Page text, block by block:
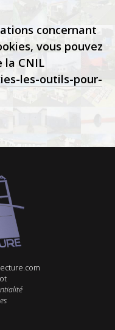
concernant
vous pouvez
la CNIL
les-outils-pour-